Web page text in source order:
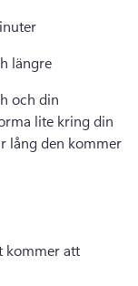
längre
och din
lite kring din
lång den kommer
kommer att